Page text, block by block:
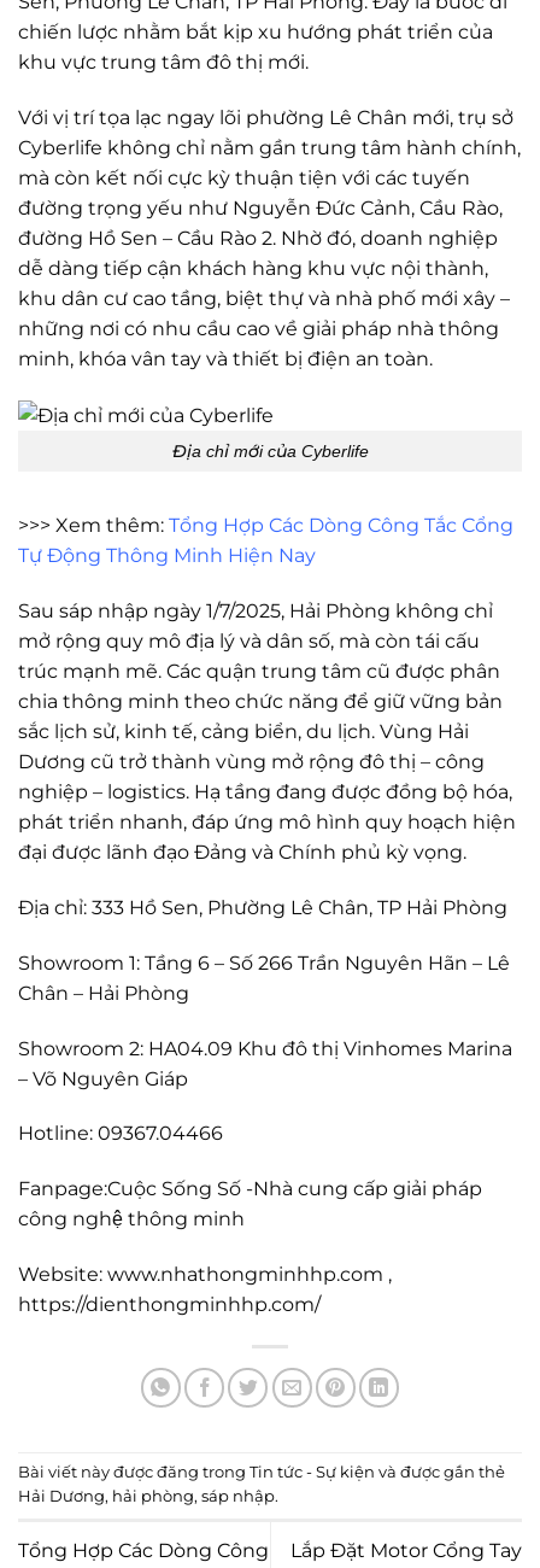
chiến lược nhằm bắt kịp xu hướng phát triển của
khu vực trung tâm đô thị mới.
Với vị trí tọa lạc ngay lõi phường Lê Chân mới, trụ sở
Cyberlife không chỉ nằm gần trung tâm hành chính,
mà còn kết nối cực kỳ thuận tiện với các tuyến
đường trọng yếu như Nguyễn Đức Cảnh, Cầu Rào,
đường Hồ Sen – Cầu Rào 2. Nhờ đó, doanh nghiệp
dễ dàng tiếp cận khách hàng khu vực nội thành,
khu dân cư cao tầng, biệt thự và nhà phố mới xây –
những nơi có nhu cầu cao về giải pháp nhà thông
minh, khóa vân tay và thiết bị điện an toàn.
Địa chỉ mới của Cyberlife
>>> Xem thêm: Tổng Hợp Các Dòng Công Tắc Cổng
Tự Động Thông Minh Hiện Nay
Sau sáp nhập ngày 1/7/2025, Hải Phòng không chỉ
mở rộng quy mô địa lý và dân số, mà còn tái cấu
trúc mạnh mẽ. Các quận trung tâm cũ được phân
chia thông minh theo chức năng để giữ vững bản
sắc lịch sử, kinh tế, cảng biển, du lịch. Vùng Hải
Dương cũ trở thành vùng mở rộng đô thị – công
nghiệp – logistics. Hạ tầng đang được đồng bộ hóa,
phát triển nhanh, đáp ứng mô hình quy hoạch hiện
đại được lãnh đạo Đảng và Chính phủ kỳ vọng.
Địa chỉ: 333 Hồ Sen, Phường Lê Chân, TP Hải Phòng
Showroom 1: Tầng 6 – Số 266 Trần Nguyên Hãn – Lê
Chân – Hải Phòng
Showroom 2: HA04.09 Khu đô thị Vinhomes Marina
– Võ Nguyên Giáp
Hotline: 09367.04466
Fanpage:Cuộc Sống Số -Nhà cung cấp giải pháp
công nghệ thông minh
Website: www.nhathongminhhp.com ,
https://dienthongminhhp.com/
Bài viết này được đăng trong Tin tức - Sự kiện và được gắn thẻ
Hải Dương, hải phòng, sáp nhập.
Tổng Hợp Các Dòng Công
Lắp Đặt Motor Cổng Tay